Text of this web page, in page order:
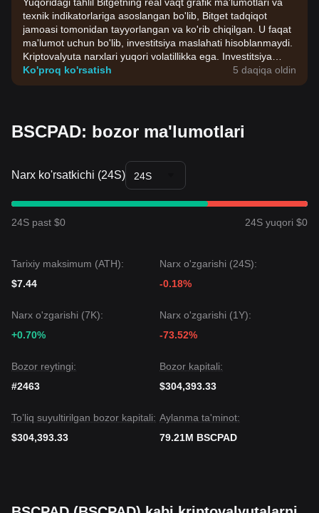
texnik indikatorlariga asoslangan bo'lib, Bitget tadqiqot
jamoasi tomonidan tayyorlangan va ko'rib chiqilgan. U faqat
ma'lumot uchun bo'lib, investitsiya maslahati hisoblanmaydi.
Kriptovalyuta narxlari yuqori volatillikka ega. Investitsiya
qarorlarini o'zingizning riskga chidamliligingiz asosida qabul
qiling.
Ko'proq ko'rsatish 5 daqiqa oldin
BSCPAD: bozor ma'lumotlari
Narx ko'rsatkichi (24S) 24S
24S past $0 24S yuqori $0
Tarixiy maksimum (ATH):
$7.44
Narx o'zgarishi (24S):
-0.18%
Narx o'zgarishi (7K):
+0.70%
Narx o'zgarishi (1Y):
-73.52%
Bozor reytingi:
#2463
Bozor kapitali:
$304,393.33
To’liq suyultirilgan bozor kapitali:
$304,393.33
Aylanma ta'minot:
79.21M BSCPAD